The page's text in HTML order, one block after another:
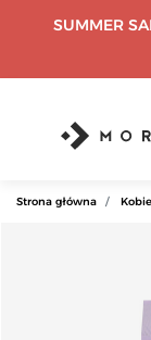
SUMMER
Strona główna